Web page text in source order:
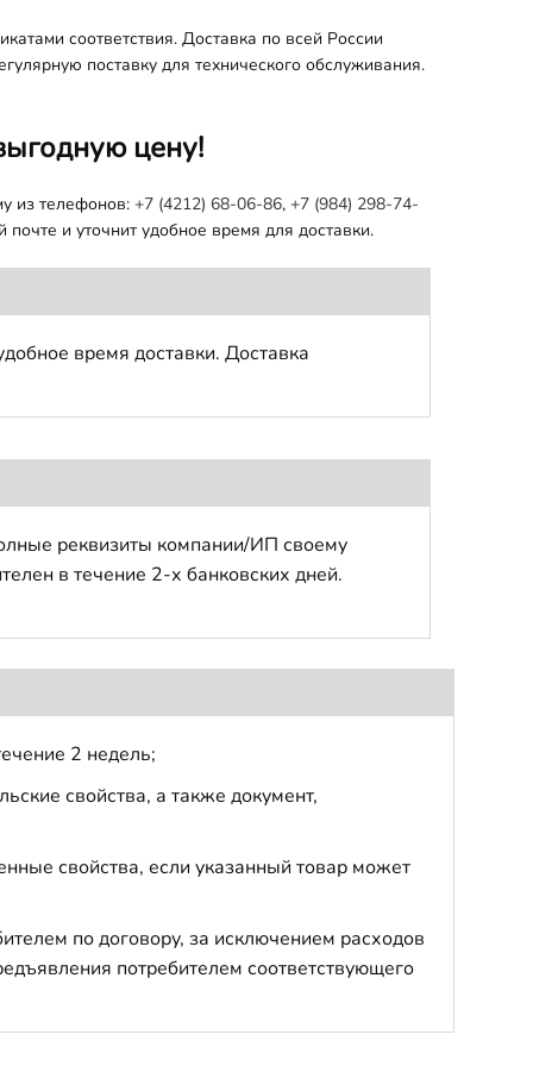
соответствия. Доставка по всей России
поставку для технического обслуживания.
цену!
из телефонов: +7 (4212) 68-06-86, +7 (984) 298-74-
и уточнит удобное время для доставки.
время доставки. Доставка
реквизиты компании/ИП своему
в течение 2-х банковских дней.
2 недель;
свойства, а также документ,
свойства, если указанный товар может
по договору, за исключением расходов
потребителем соответствующего